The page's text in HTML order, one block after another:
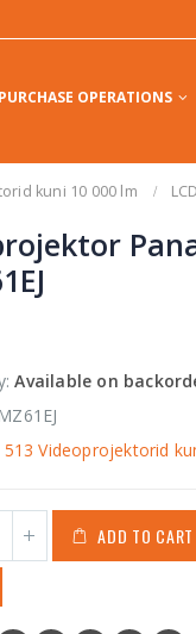
PURCHASE OPERATIONS
kuni 10 000 lm
Available on
513 Videoprojektorid
ADD TO CART